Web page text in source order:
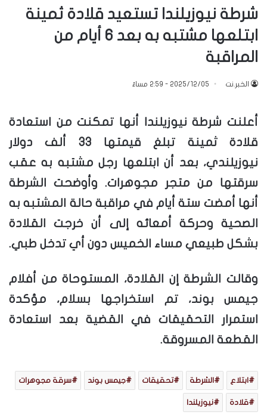
شرطة نيوزيلندا تستعيد قلادة ثمينة
ابتلعها مشتبه به بعد 6 أيام من
المراقبة
الخبر.نت 2025/12/05 - 2:59 مساءً
أعلنت شرطة نيوزيلندا أنها تمكنت من استعادة
قلادة ثمينة تبلغ قيمتها 33 ألف دولار
نيوزيلندي، بعد أن ابتلعها رجل مشتبه به عقب
سرقتها من متجر مجوهرات. وأوضحت الشرطة
أنها أمضت ستة أيام في مراقبة حالة المشتبه به
الصحية وحركة أمعائه إلى أن خرجت القلادة
بشكل طبيعي مساء الخميس دون أي تدخل طبي.
وقالت الشرطة إن القلادة، المستوحاة من أفلام
جيمس بوند، تم استخراجها بسلام، مؤكدة
استمرار التحقيقات في القضية بعد استعادة
القطعة المسروقة.
ابتلاع الشرطة تحقيقات جيمس بوند سرقة مجوهرات
قلادة نيوزيلندا